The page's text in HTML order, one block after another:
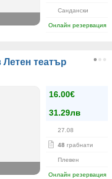
Сандански
Онлайн резервация
Летен театър
16.00€
31.29лв
27.08
48 грабнати
Плевен
Онлайн резервация